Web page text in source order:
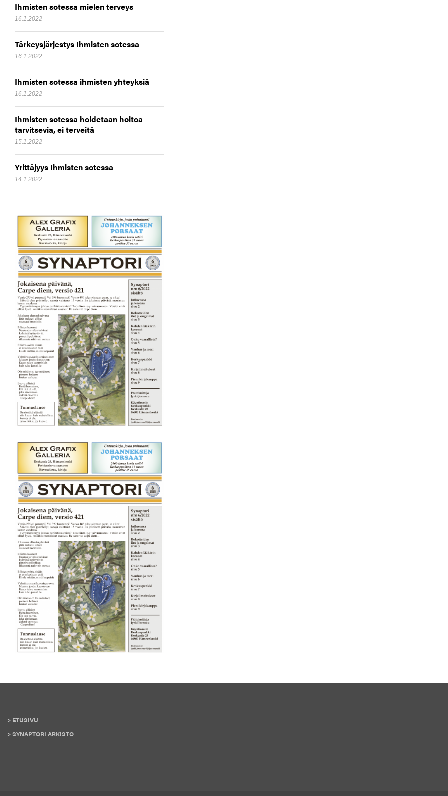
Ihmisten sotessa mielen terveys
16.1.2022
Tärkeysjärjestys Ihmisten sotessa
16.1.2022
Ihmisten sotessa ihmisten yhteyksiä
16.1.2022
Ihmisten sotessa hoidetaan hoitoa
tarvitsevia, ei terveitä
15.1.2022
Yrittäjyys Ihmisten sotessa
14.1.2022
ETUSIVU
SYNAPTORI ARKISTO